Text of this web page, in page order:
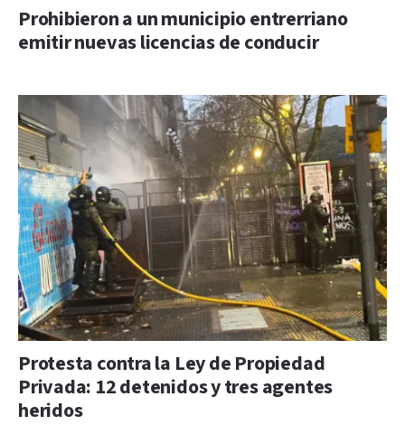
Prohibieron a un municipio entrerriano
emitir nuevas licencias de conducir
Protesta contra la Ley de Propiedad
Privada: 12 detenidos y tres agentes
heridos